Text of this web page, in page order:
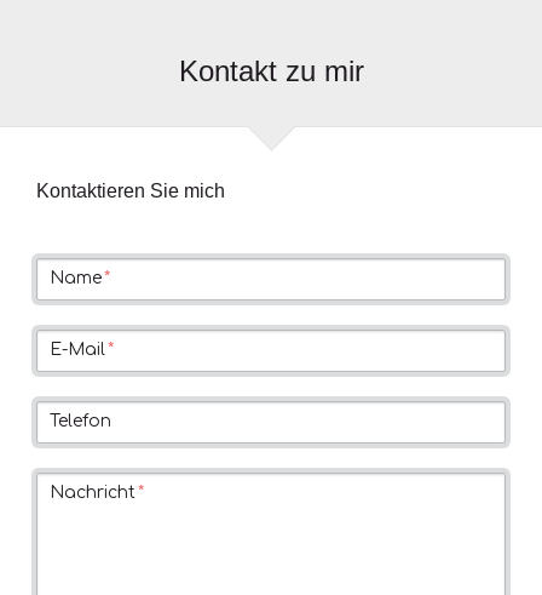
Kontakt zu mir
Kontaktieren Sie mich
Pflichtfeld
Name*
Pflichtfeld
E-Mail *
Telefon
Pflichtfeld
Nachricht *